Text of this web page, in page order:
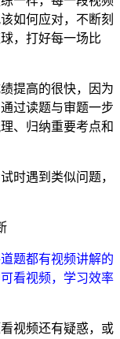
如何应对，不断刻
，打好每一场比
提高的很快，因为
过读题与审题一步
、归纳重要考点和
时遇到类似问题，
题都有视频讲解的
看视频，学习效率
视频还有疑惑，或